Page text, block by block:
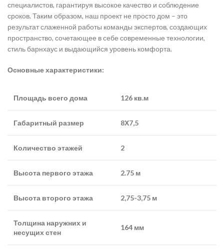
специалистов, гарантируя высокое качество и соблюдение
сроков. Таким образом, наш проект не просто дом – это
результат слаженной работы команды экспертов, создающих
пространство, сочетающее в себе современные технологии,
стиль барнхаус и выдающийся уровень комфорта.
Основные характеристики:
Площадь всего дома 126 кв.м
Габаритный размер 8Х7,5
Количество этажей 2
Высота первого этажа 2.75 м
Высота второго этажа 2,75-3,75 м
Толщина наружних и
несущих стен
164 мм